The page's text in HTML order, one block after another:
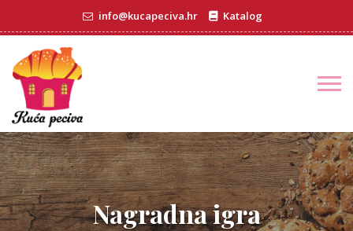
info@kucapeciva.hr Katalog
Nagradna igra